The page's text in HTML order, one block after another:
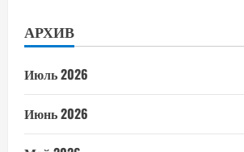
АРХИВ
Июль 2026
Июнь 2026